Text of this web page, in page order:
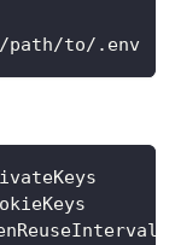
path/to/.env